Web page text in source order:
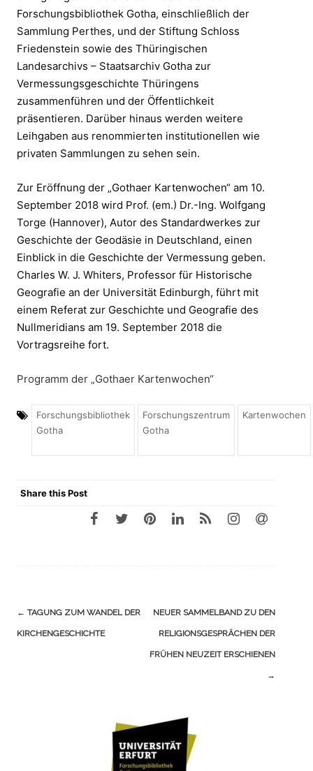
Forschungsbibliothek Gotha, einschließlich der
Sammlung Perthes, und der Stiftung Schloss
Friedenstein sowie des Thüringischen
Landesarchivs – Staatsarchiv Gotha zur
Vermessungsgeschichte Thüringens
zusammenführen und der Öffentlichkeit
präsentieren. Darüber hinaus werden weitere
Leihgaben aus renommierten institutionellen wie
privaten Sammlungen zu sehen sein.
Zur Eröffnung der „Gothaer Kartenwochen“ am 10.
September 2018 wird Prof. (em.) Dr.-Ing. Wolfgang
Torge (Hannover), Autor des Standardwerkes zur
Geschichte der Geodäsie in Deutschland, einen
Einblick in die Geschichte der Vermessung geben.
Charles W. J. Whiters, Professor für Historische
Geografie an der Universität Edinburgh, führt mit
einem Referat zur Geschichte und Geografie des
Nullmeridians am 19. September 2018 die
Vortragsreihe fort.
Programm der „Gothaer Kartenwochen“
Forschungsbibliothek
Gotha
Forschungszentrum
Gotha
Kartenwochen
Share this Post
Navigation
(Beiträge)
← TAGUNG ZUM WANDEL DER
KIRCHENGESCHICHTE
NEUER SAMMELBAND ZU DEN
RELIGIONSGESPRÄCHEN DER
FRÜHEN NEUZEIT ERSCHIENEN
→